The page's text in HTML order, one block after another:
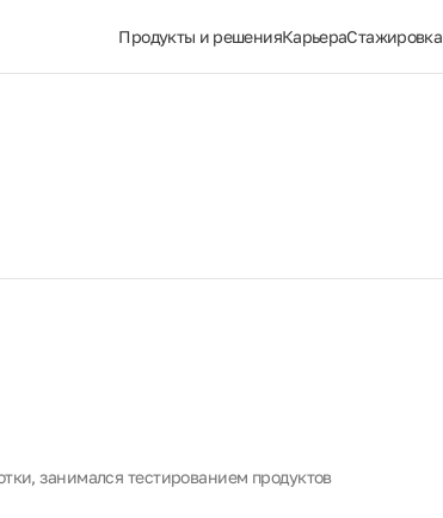
Продукты и решенияКарьераСтажировка
занимался тестированием продуктов